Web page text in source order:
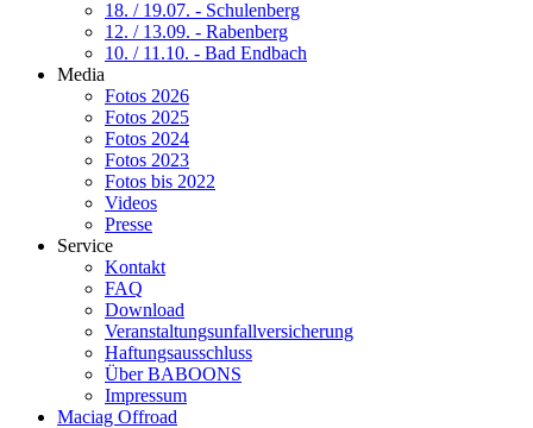
18. / 19.07. - Schulenberg
12. / 13.09. - Rabenberg
10. / 11.10. - Bad Endbach
Media
Fotos 2026
Fotos 2025
Fotos 2024
Fotos 2023
Fotos bis 2022
Videos
Presse
Service
Kontakt
FAQ
Download
Veranstaltungsunfallversicherung
Haftungsausschluss
Über BABOONS
Impressum
Maciag Offroad